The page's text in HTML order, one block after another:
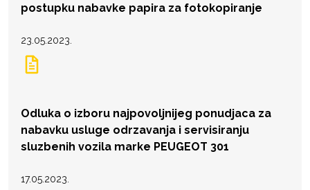
postupku nabavke papira za fotokopiranje
23.05.2023.
Odluka o izboru najpovoljnijeg ponudjaca za
nabavku usluge odrzavanja i servisiranju
sluzbenih vozila marke PEUGEOT 301
17.05.2023.